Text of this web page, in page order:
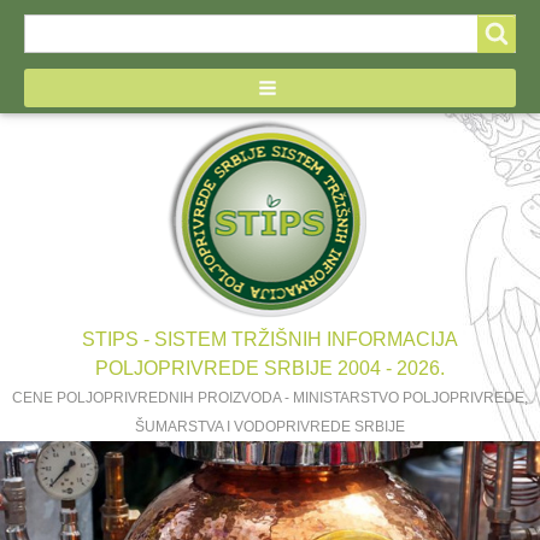
Search
form
STIPS - SISTEM TRŽIŠNIH INFORMACIJA
POLJOPRIVREDE SRBIJE 2004 - 2026.
CENE POLJOPRIVREDNIH PROIZVODA - MINISTARSTVO POLJOPRIVREDE,
ŠUMARSTVA I VODOPRIVREDE SRBIJE